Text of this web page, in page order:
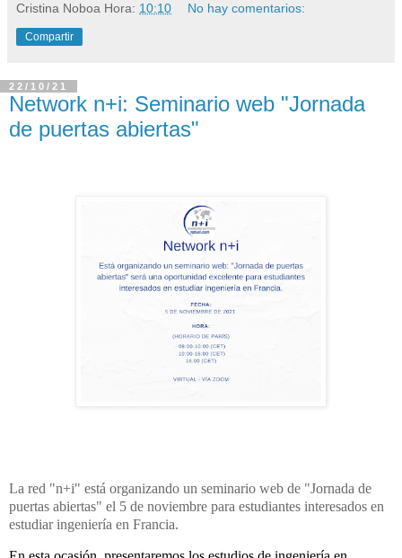
Cristina Noboa Hora: 10:10 No hay comentarios:
Compartir
22/10/21
Network n+i: Seminario web "Jornada
de puertas abiertas"
La red "n+i" está organizando un seminario web de "Jornada de
puertas abiertas" el 5 de noviembre para estudiantes interesados en
estudiar ingeniería en Francia.